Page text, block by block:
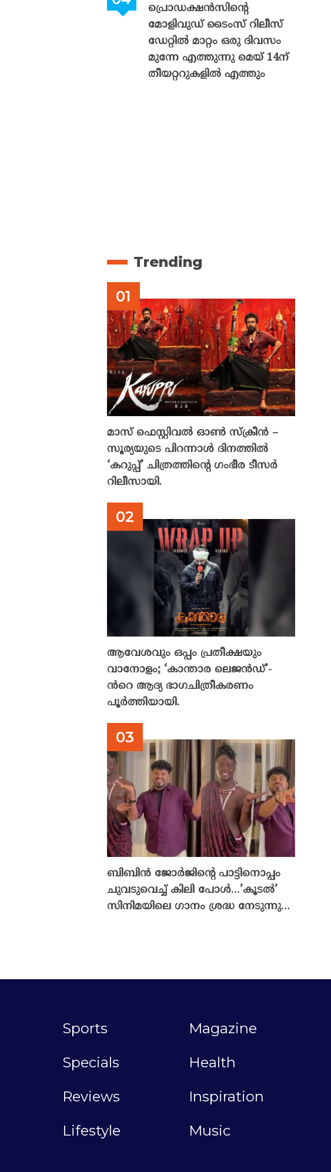
പ്രൊഡക്ഷൻസിന്റെ
മോളിവുഡ് ടൈംസ് റിലീസ്
ഡേറ്റിൽ മാറ്റം ഒരു ദിവസം
മുന്നേ എത്തുന്നു മെയ് 14ന്
തീയറ്ററുകളിൽ എത്തും
Trending
മാസ് ഫെസ്റ്റിവൽ ഓൺ സ്‌ക്രീൻ –
സൂര്യയുടെ പിറന്നാൾ ദിനത്തിൽ
‘കറുപ്പ്’ ചിത്രത്തിന്റെ ഗംഭീര ടീസർ
റിലീസായി.
ആവേശവും ഒപ്പം പ്രതീക്ഷയും
വാനോളം; ‘കാന്താര ലെജൻഡ്’-
ൻറെ ആദ്യ ഭാഗചിത്രീകരണം
പൂർത്തിയായി.
ബിബിൻ ജോർജിന്റെ പാട്ടിനൊപ്പം
ചുവടുവെച്ച് കിലി പോൾ…’കൂടൽ’
സിനിമയിലെ ഗാനം ശ്രദ്ധ നേടുന്നു…
Sports
Magazine
Specials
Health
Reviews
Inspiration
Lifestyle Music